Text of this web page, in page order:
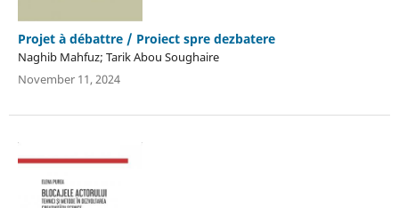
Projet à débattre / Proiect spre dezbatere
Naghib Mahfuz; Tarik Abou Soughaire
November 11, 2024